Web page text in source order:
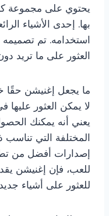
يحتوي على مجموعة
بها. إحدى الأشياء
استخدامه. تم
العثور على ما تريد
ما يجعل إغنيشن حقًا
لا يمكن العثور عليها
يعني أنه يمكنك
المختلفة التي
إصدارات أفضل من
للعب، فإن إغنيشن
للعثور على أشياء